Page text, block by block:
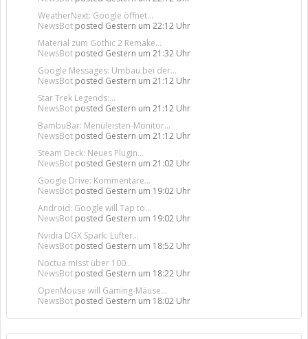
WeatherNext: Google öffnet...
NewsBot posted Gestern um 22:12 Uhr
Material zum Gothic 2 Remake...
NewsBot posted Gestern um 21:32 Uhr
Google Messages: Umbau bei der...
NewsBot posted Gestern um 21:12 Uhr
Star Trek Legends:...
NewsBot posted Gestern um 21:12 Uhr
BambuBar: Menüleisten-Monitor...
NewsBot posted Gestern um 21:12 Uhr
Steam Deck: Neues Plugin...
NewsBot posted Gestern um 21:02 Uhr
Google Drive: Kommentare...
NewsBot posted Gestern um 19:02 Uhr
Android: Google will Tap to...
NewsBot posted Gestern um 19:02 Uhr
Nvidia DGX Spark: Lüfter...
NewsBot posted Gestern um 18:52 Uhr
Noctua misst über 100...
NewsBot posted Gestern um 18:22 Uhr
OpenMouse will Gaming-Mäuse...
NewsBot posted Gestern um 18:02 Uhr